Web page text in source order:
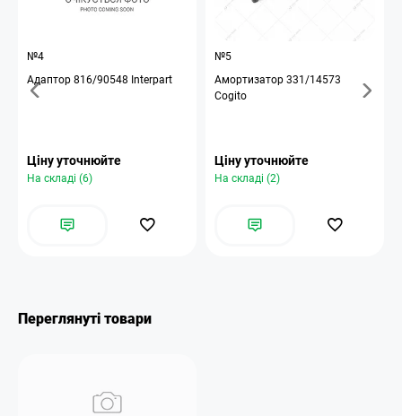
№4
Адаптор 816/90548 Interpart
Ціну уточнюйте
На складі (6)
№5
Амортизатор 331/14573
Cogito
Ціну уточнюйте
На складі (2)
Переглянуті товари